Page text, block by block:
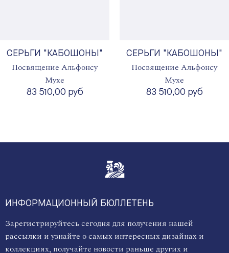
СЕРЬГИ "КАБОШОНЫ"
Посвящение Альфонсу
Мухе
83 510,00 руб
СЕРЬГИ "КАБОШОНЫ"
Посвящение Альфонсу
Мухе
83 510,00 руб
ИНФОРМАЦИОННЫЙ БЮЛЛЕТЕНЬ
Зарегистрируйтесь сегодня для получения нашей
рассылки и узнайте о самых интересных дизайнах и
коллекциях, получайте новости раньше других и